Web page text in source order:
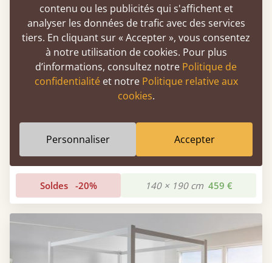
Lit plateforme bas (compact)
Soldes -20% 140 × 190 cm 459 €
contenu ou les publicités qui s'affichent et
analyser les données de trafic avec des services
tiers. En cliquant sur « Accepter », vous consentez
à notre utilisation de cookies. Pour plus
d’informations, consultez notre Politique de
confidentialitéet notre Politique relative aux
cookies.
Personnaliser Accepter